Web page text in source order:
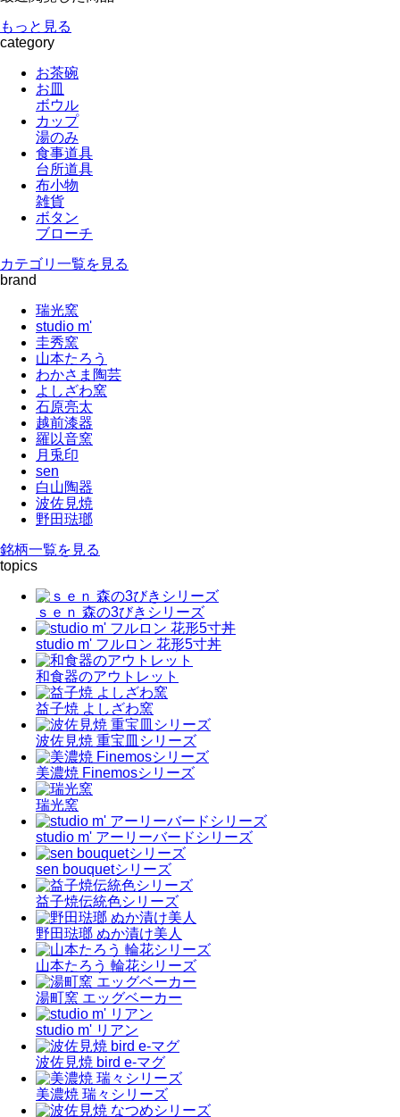
もっと見る
category
お茶碗
お皿
ボウル
カップ
湯のみ
食事道具
台所道具
布小物
雑貨
ボタン
ブローチ
カテゴリ一覧を見る
brand
瑞光窯
studio m'
圭秀窯
山本たろう
わかさま陶芸
よしざわ窯
石原亮太
越前漆器
羅以音窯
月兎印
sen
白山陶器
波佐見焼
野田琺瑯
銘柄一覧を見る
topics
ｓｅｎ 森の3びきシリーズ
studio m' フルロン 花形5寸丼
和食器のアウトレット
益子焼 よしざわ窯
波佐見焼 重宝皿シリーズ
美濃焼 Finemosシリーズ
瑞光窯
studio m' アーリーバードシリーズ
sen bouquetシリーズ
益子焼伝統色シリーズ
野田琺瑯 ぬか漬け美人
山本たろう 輪花シリーズ
湯町窯 エッグベーカー
studio m' リアン
波佐見焼 bird e-マグ
美濃焼 瑞々シリーズ